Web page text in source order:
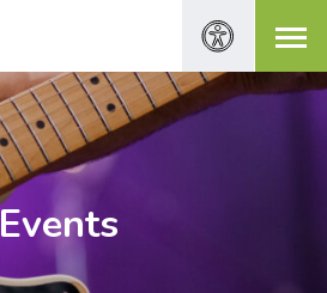
Events